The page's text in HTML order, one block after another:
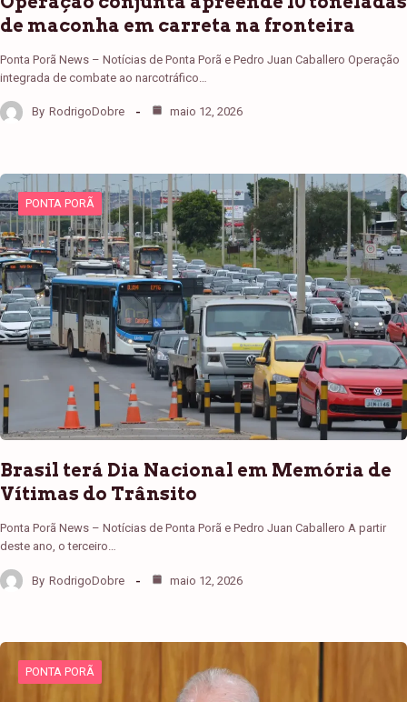
de maconha em carreta na fronteira
Ponta Porã News – Notícias de Ponta Porã e Pedro Juan Caballero Operação
integrada de combate ao narcotráfico…
By RodrigoDobre maio 12, 2026
PONTA PORÃ
Brasil terá Dia Nacional em Memória de
Vítimas do Trânsito
Ponta Porã News – Notícias de Ponta Porã e Pedro Juan Caballero A partir
deste ano, o terceiro…
By RodrigoDobre maio 12, 2026
PONTA PORÃ